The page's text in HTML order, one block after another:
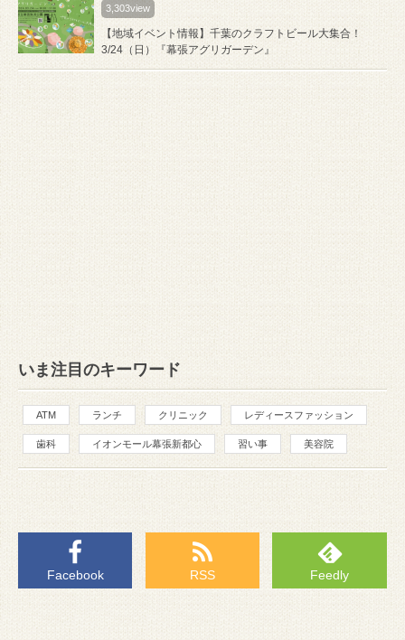
3,303view
【地域イベント情報】千葉のクラフトビール大集合！
3/24（日）『幕張アグリガーデン』
いま注目のキーワード
ATM ランチ クリニック レディースファッション
歯科 イオンモール幕張新都心 習い事 美容院
Facebook RSS Feedly